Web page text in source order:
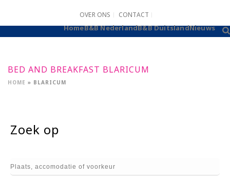
OVER ONS CONTACT
HomeB&B NederlandB&B DuitslandNieuws
BED AND BREAKFAST BLARICUM
HOME » BLARICUM
Zoek op